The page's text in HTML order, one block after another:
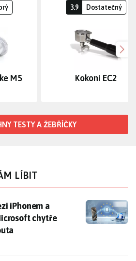
M5
3.9 Dostatečný
Kokoni EC2
TESTY A ŽEBŘÍČKY
LÍBIT
iPhonem a Windows se blíží.
iPhonem a
chytře